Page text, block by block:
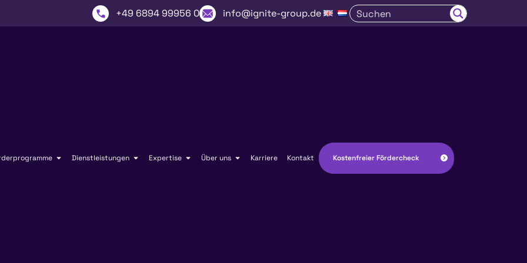
+49 6894 99956 0 info@ignite-group.de
Dienstleistungen Expertise Über uns Karriere Kontakt Kostenfreier Fördercheck